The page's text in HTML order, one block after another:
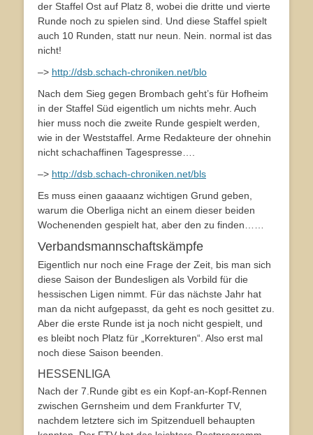
der Staffel Ost auf Platz 8, wobei die dritte und vierte
Runde noch zu spielen sind. Und diese Staffel spielt
auch 10 Runden, statt nur neun. Nein. normal ist das
nicht!
–> http://dsb.schach-chroniken.net/blo
Nach dem Sieg gegen Brombach geht’s für Hofheim
in der Staffel Süd eigentlich um nichts mehr. Auch
hier muss noch die zweite Runde gespielt werden,
wie in der Weststaffel. Arme Redakteure der ohnehin
nicht schachaffinen Tagespresse….
–> http://dsb.schach-chroniken.net/bls
Es muss einen gaaaanz wichtigen Grund geben,
warum die Oberliga nicht an einem dieser beiden
Wochenenden gespielt hat, aber den zu finden……
Verbandsmannschaftskämpfe
Eigentlich nur noch eine Frage der Zeit, bis man sich
diese Saison der Bundesligen als Vorbild für die
hessischen Ligen nimmt. Für das nächste Jahr hat
man da nicht aufgepasst, da geht es noch gesittet zu.
Aber die erste Runde ist ja noch nicht gespielt, und
es bleibt noch Platz für „Korrekturen“. Also erst mal
noch diese Saison beenden.
HESSENLIGA
Nach der 7.Runde gibt es ein Kopf-an-Kopf-Rennen
zwischen Gernsheim und dem Frankfurter TV,
nachdem letztere sich im Spitzenduell behaupten